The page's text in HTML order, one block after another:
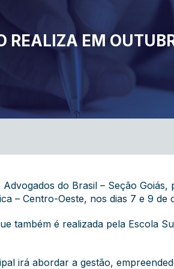
REALIZA EM
Advogados do Brasil – Seção
– Centro-Oeste, nos dias 7 e 9
também é realizada pela Escola
irá abordar a gestão,